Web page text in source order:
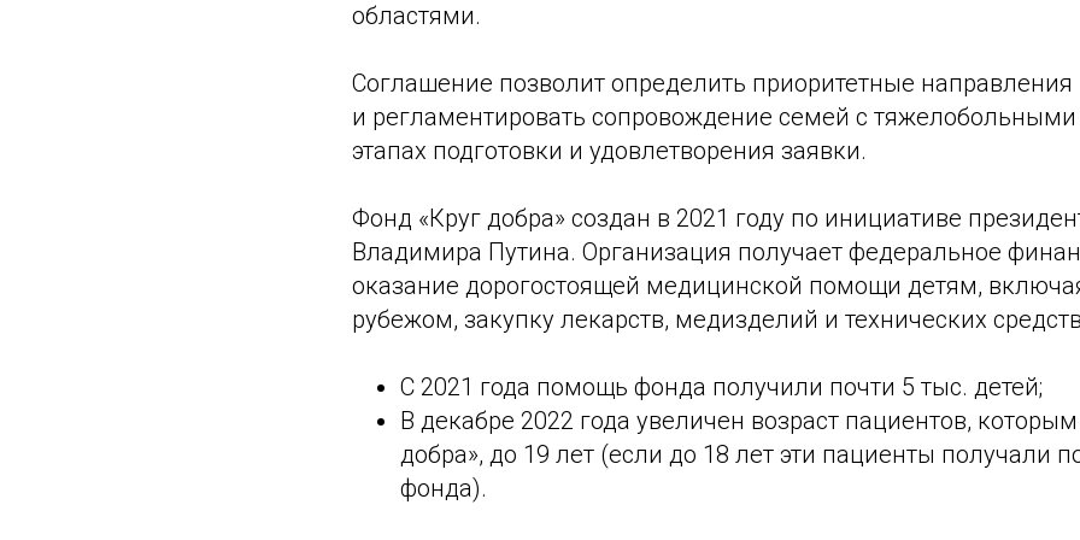
областями.
Соглашение позволит определить приоритетные
и регламентировать сопровождение семей с
этапах подготовки и удовлетворения заявки.
Фонд «Круг добра» создан в 2021 году по инициативе
Владимира Путина. Организация получает федеральное
оказание дорогостоящей медицинской помощи детям,
рубежом, закупку лекарств, медизделий и технических
С 2021 года помощь фонда получили почти 5 тыс. детей;
В декабре 2022 года увеличен возраст пациентов,
добра», до 19 лет (если до 18 лет эти пациенты получали
фонда).